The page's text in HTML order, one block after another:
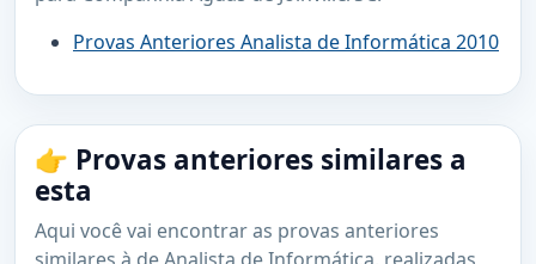
Provas Anteriores Analista de Informática 2010
👉 Provas anteriores similares a
esta
Aqui você vai encontrar as provas anteriores